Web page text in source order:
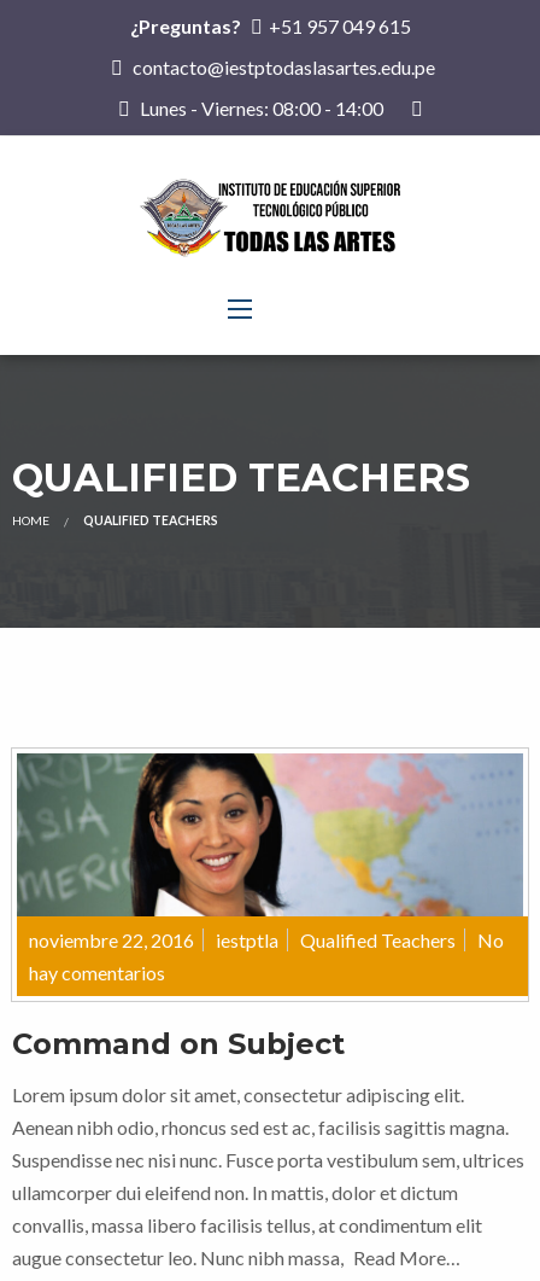
¿Preguntas?
+51 957 049 615
contacto@iestptodaslasartes.edu.pe
Lunes - Viernes: 08:00 - 14:00
QUALIFIED TEACHERS
HOME QUALIFIED TEACHERS
noviembre 22, 2016 iestptla Qualified Teachers
No
hay comentarios
Command on Subject
Lorem ipsum dolor sit amet, consectetur adipiscing elit.
Aenean nibh odio, rhoncus sed est ac, facilisis sagittis magna.
Suspendisse nec nisi nunc. Fusce porta vestibulum sem, ultrices
ullamcorper dui eleifend non. In mattis, dolor et dictum
convallis, massa libero facilisis tellus, at condimentum elit
augue consectetur leo. Nunc nibh massa, Read More…